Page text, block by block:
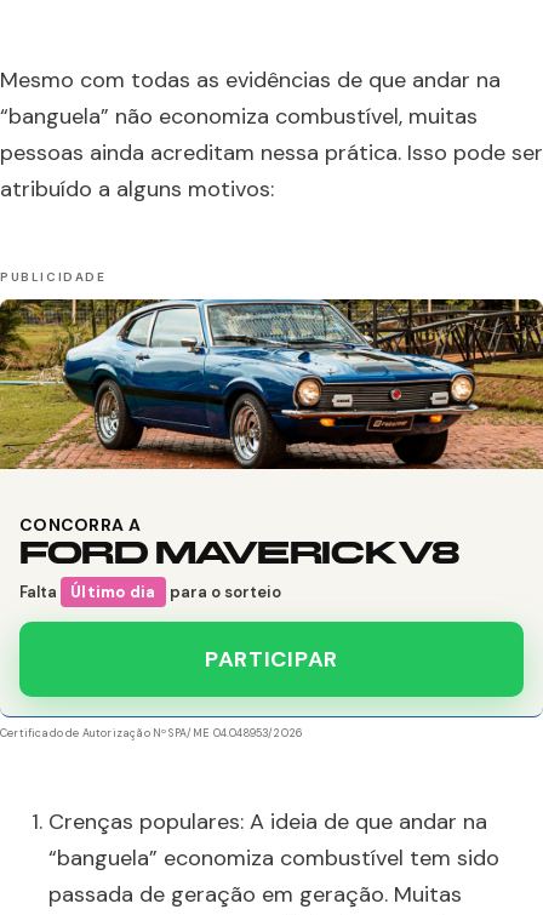
Mesmo com todas as evidências de que andar na
“banguela” não economiza combustível, muitas
pessoas ainda acreditam nessa prática. Isso pode ser
atribuído a alguns motivos:
CONCORRA A
FORD MAVERICK V8
Falta Último dia para o sorteio
PARTICIPAR
Certificado de Autorização Nº SPA/ME 04.048953/2026
Crenças populares: A ideia de que andar na
“banguela” economiza combustível tem sido
passada de geração em geração. Muitas